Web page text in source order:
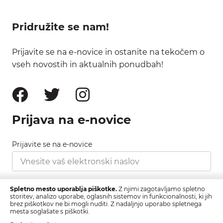
Pridružite se nam!
Prijavite se na e-novice in ostanite na tekočem o
vseh novostih in aktualnih ponudbah!
Prijava na e-novice
Prijavite se na e-novice
Strinjam se s pravilnikom zasebnosti, ki ga najdete
tukaj.
Spletno mesto uporablja piškotke. Z njimi zagotavljamo spletno
storitev, analizo uporabe, oglasnih sistemov in funkcionalnosti, ki jih
brez piškotkov ne bi mogli nuditi. Z nadaljnjo uporabo spletnega
mesta soglašate s piškotki.